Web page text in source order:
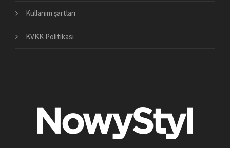
Kullanım şartları
KVKK Politikası